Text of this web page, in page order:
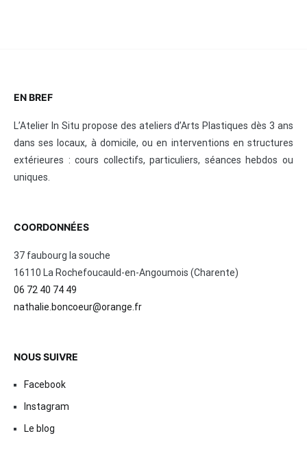
EN BREF
L’Atelier In Situ propose des ateliers d’Arts Plastiques dès 3 ans
dans ses locaux, à domicile, ou en interventions en structures
extérieures : cours collectifs, particuliers, séances hebdos ou
uniques.
COORDONNÉES
37 faubourg la souche
16110 La Rochefoucauld-en-Angoumois (Charente)
06 72 40 74 49
nathalie.boncoeur@orange.fr
NOUS SUIVRE
Facebook
Instagram
Le blog